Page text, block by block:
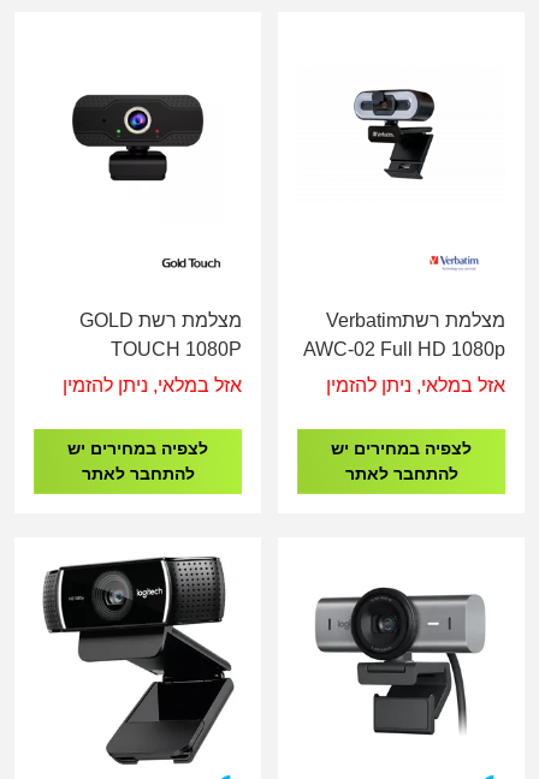
מצלמת רשתVerbatim
AWC-02 Full HD 1080p
Autofocus Webcam with
אזל במלאי, ניתן להזמין
לצפיה במחירים יש
להתחבר לאתר
מצלמת רשת GOLD
TOUCH 1080P
אזל במלאי, ניתן להזמין
לצפיה במחירים יש
להתחבר לאתר